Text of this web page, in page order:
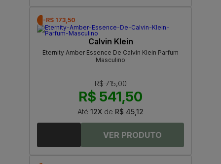
-R$ 173,50
Calvin Klein
Eternity Amber Essence De Calvin Klein Parfum
Masculino
R$ 715,00
R$ 541,50
Até 12X de R$ 45,12